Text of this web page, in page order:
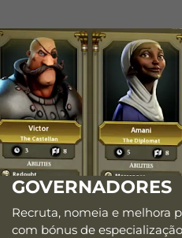
GOVERNADORES
Recruta, nomeia e melhora
com bónus de